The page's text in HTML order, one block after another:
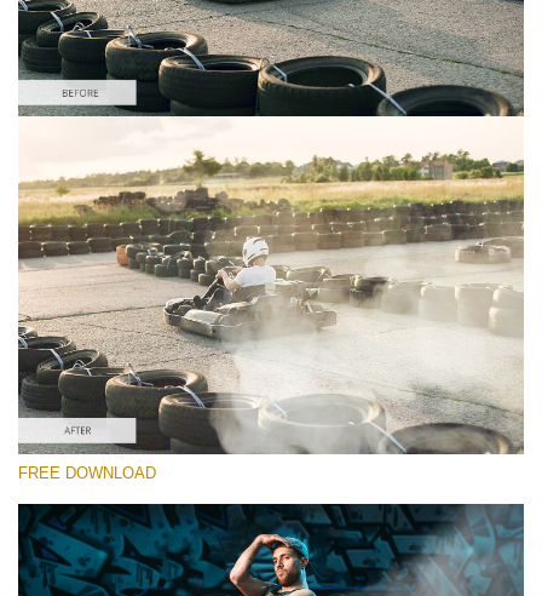
Lütfen seçin
Free Video Overlay #4
Smoke Effect
Ücretsiz indirin
FREE DOWNLOAD